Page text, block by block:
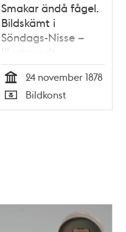
Smakar ändå fågel.
Bildskämt i
Söndags-Nisse –
Illustreradt
Veckoblad för
Skämt, Humor och
Satir, nr 47, den 24
november 1878
Tid
24 november 1878
Typ
Bildkonst